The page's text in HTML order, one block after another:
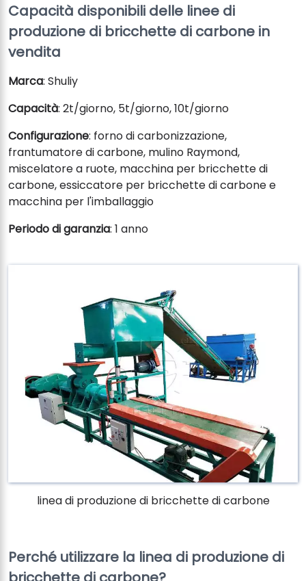
Capacità disponibili delle linee di
produzione di bricchette di carbone in
vendita
Marca: Shuliy
Capacità: 2t/giorno, 5t/giorno, 10t/giorno
Configurazione: forno di carbonizzazione,
frantumatore di carbone, mulino Raymond,
miscelatore a ruote, macchina per bricchette di
carbone, essiccatore per bricchette di carbone e
macchina per l'imballaggio
Periodo di garanzia: 1 anno
linea di produzione di bricchette di carbone
Perché utilizzare la linea di produzione di